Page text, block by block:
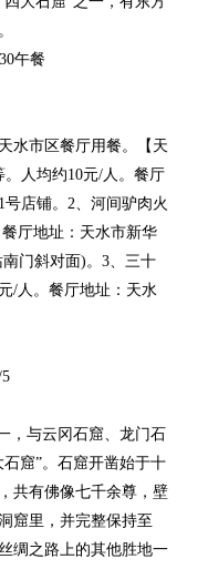
午餐
水市区餐厅用餐。【天
人均约10元/人。餐厅
店铺。2、河间驴肉火
厅地址：天水市新华
门斜对面)。3、三十
/人。餐厅地址：天水
，与云冈石窟、龙门石
窟”。石窟开凿始于十
共有佛像七千余尊，壁
窟里，并完整保持至
绸之路上的其他胜地一